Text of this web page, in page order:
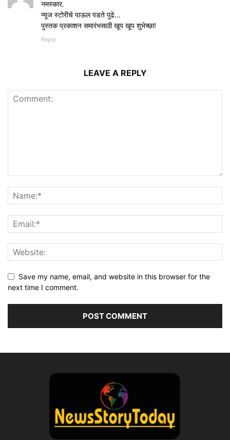
नमस्कार.
न्यूज स्टोरीचे पाऊल पडते पुढे…
पुस्तक प्रकाशन समारंभसाठी खूप खूप शुभेच्छा!
Reply
LEAVE A REPLY
Save my name, email, and website in this browser for the
next time I comment.